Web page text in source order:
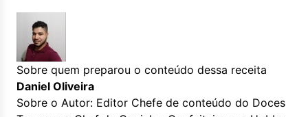
Sobre quem preparou o conteúdo dessa receita
Daniel Oliveira
Sobre o Autor: Editor Chefe de conteúdo do Doces